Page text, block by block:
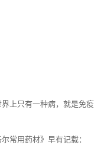
上只有一种病，就是免疫
常用药材》早有记载：